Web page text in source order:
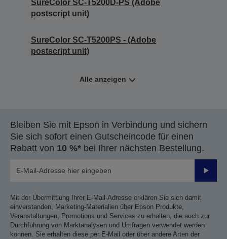
SureColor SC-T5200D-PS (Adobe
postscript unit)
SureColor SC-T5200PS - (Adobe
postscript unit)
Alle anzeigen
Bleiben Sie mit Epson in Verbindung und sichern
Sie sich sofort einen Gutscheincode für einen
Rabatt von 10 %* bei Ihrer nächsten Bestellung.
Mit der Übermittlung Ihrer E-Mail-Adresse erklären Sie sich damit
einverstanden, Marketing-Materialien über Epson Produkte,
Veranstaltungen, Promotions und Services zu erhalten, die auch zur
Durchführung von Marktanalysen und Umfragen verwendet werden
können. Sie erhalten diese per E-Mail oder über andere Arten der